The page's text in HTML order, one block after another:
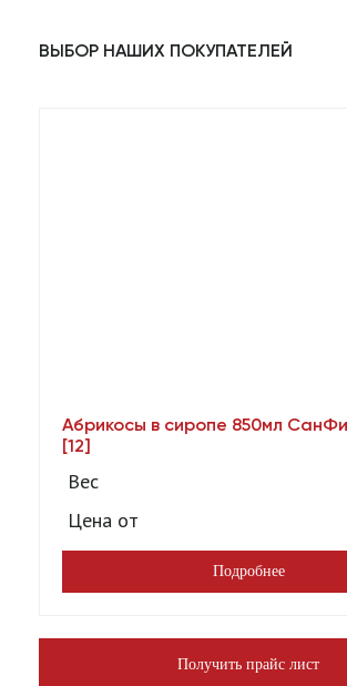
ВЫБОР НАШИХ ПОКУПАТЕЛЕЙ
Абрикосы в сиропе 850мл
[12]
Вес
Цена от
Подробнее
Получить прайс лист